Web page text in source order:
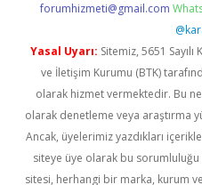
forumhizmeti@gmail.com
Yasal Uyarı: Sitemiz, 5651
ve İletişim Kurumu (BTK)
olarak hizmet vermektedir. Bu
olarak denetleme veya araştırma
Ancak, üyelerimiz yazdıkları
siteye üye olarak bu sorumluluğu
sitesi, herhangi bir marka, kurum